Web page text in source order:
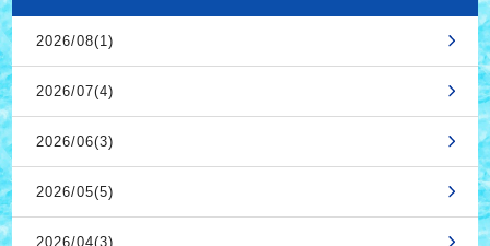
2026/08(1)
2026/07(4)
2026/06(3)
2026/05(5)
2026/04(3)